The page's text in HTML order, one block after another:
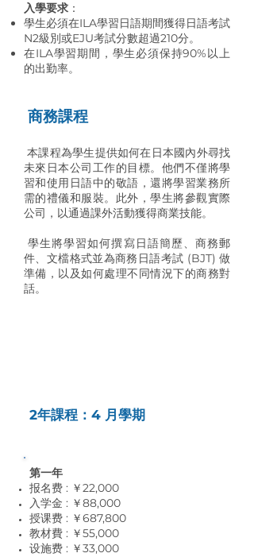
入學要求 ：
學生必須在ILA學習日語期間獲得日語考試
N2級別或EJU考試分數超過210分。
在ILA學習期間，學生必須保持90%以上
的出勤率。
商務課程
本課程為學生提供如何在日本國內外尋找
未來日本公司工作的目標。他們不僅將學
習和使用日語中的敬語，還將學習業務所
需的禮儀和服裝。此外，學生將參觀實際
公司，以通過課外活動獲得商業技能。
學生將學習如何撰寫日語簡歷、商務郵
件、文檔格式並為商務日語考試 (BJT) 做
準備，以及如何處理不同情況下的商務對
話。
2年課程：4 月學期
第一年
报名费 : ￥22,000
入学金 : ￥88,000
授课费 : ￥687,800
教材費 : ￥55,000
设施费 : ￥33,000